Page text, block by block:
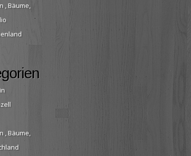
, Bäume,
, Bäume,